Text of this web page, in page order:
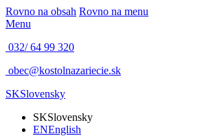
Rovno na obsah Rovno na menu
Menu
032/ 64 99 320
obec@kostolnazariecie.sk
SKSlovensky
SKSlovensky
ENEnglish